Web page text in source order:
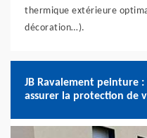
thermique extérieure
décoration…).
JB Ravalement peinture
assurer la protection de